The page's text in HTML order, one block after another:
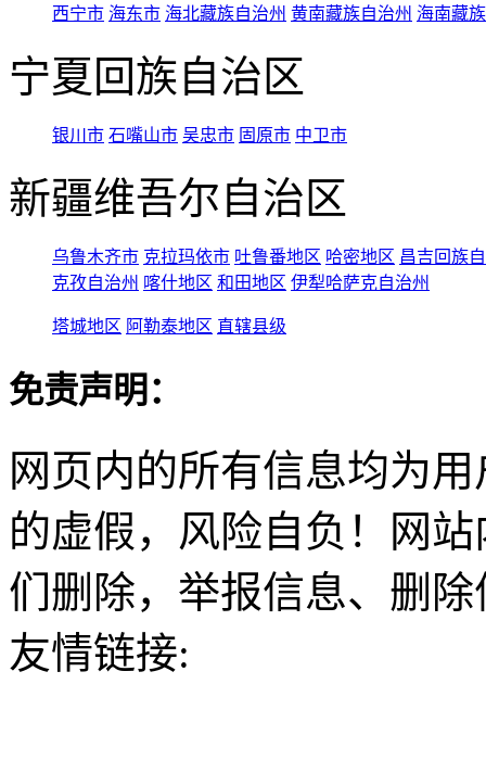
西宁市 海东市 海北藏族自治州 黄南藏族自治州 海南藏
宁夏回族自治区
银川市 石嘴山市 吴忠市 固原市 中卫市
新疆维吾尔自治区
乌鲁木齐市 克拉玛依市 吐鲁番地区 哈密地区 昌吉回族
克孜自治州 喀什地区 和田地区 伊犁哈萨克自治州
塔城地区 阿勒泰地区 直辖县级
免责声明：
网页内的所有信息均为
的虚假，风险自负！网
们删除，举报信息、删
友情链接: